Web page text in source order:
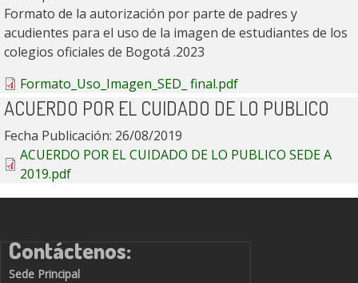
Formato de la autorización por parte de padres y
acudientes para el uso de la imagen de estudiantes de los
colegios oficiales de Bogotá .2023
Formato_Uso_Imagen_SED_ final.pdf
ACUERDO POR EL CUIDADO DE LO PUBLICO
Fecha Publicación: 26/08/2019
ACUERDO POR EL CUIDADO DE LO PUBLICO SEDE A
2019.pdf
Contáctenos:
Sede Principal